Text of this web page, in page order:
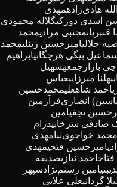
هادی‌زادهمهدی
اسدی دورکیگلاله محمودی
قنبریانمجتبی مرادیمحمد
جلالیامیرحسین زینلیمحمد
بیگی هرچگانیابراهیم
بازارجمعهسهیل
هلنا میرزاییعباس
احمد شاهعلیمحمدحسین
انصاری‌فر آرمین
نجفیامین
صادقی سرخابپدرام
محمد خواجوی‌نیامهدی
امیرحسین فتحیمهدی
احمد نیازیصدیقه
بنیامین رستم‌نژادسپهر
گردانیعلی علایی